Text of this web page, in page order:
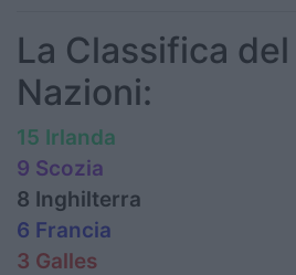
La Classifica del
Nazioni:
15 Irlanda
9 Scozia
8 Inghilterra
6 Francia
3 Galles